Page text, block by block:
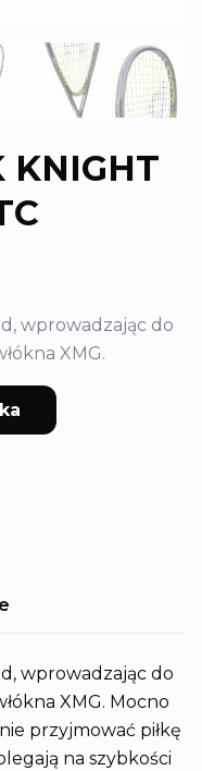
KNIGHT
wprowadzając do
XMG.
wprowadzając do
XMG. Mocno
przyjmować piłkę
na szybkości